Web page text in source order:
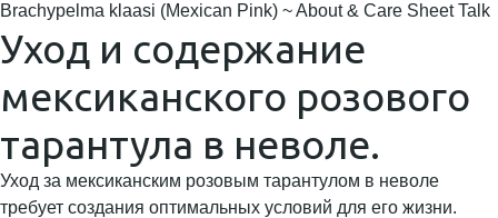
Brachypelma klaasi (Mexican Pink) ~ About & Care Sheet Talk
Уход и содержание
мексиканского розового
тарантула в неволе.
Уход за мексиканским розовым тарантулом в неволе
требует создания оптимальных условий для его жизни.